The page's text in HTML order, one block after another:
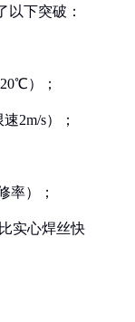
以下突破：
）；
2m/s）；
率）；
实心焊丝快